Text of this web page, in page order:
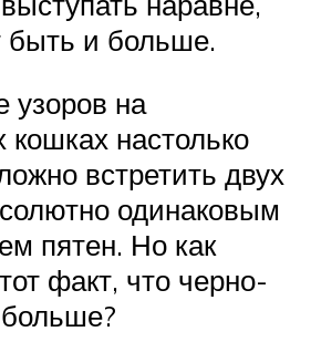
быть и больше.
узоров на
настолько
встретить двух
одинаковым
пятен. Но как
факт, что черно-